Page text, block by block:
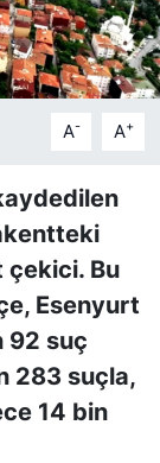
A- A+
çekici. Bu
Esenyurt
92 suç
283 suçla,
14 bin